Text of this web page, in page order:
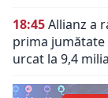
18:45Allianz a
prima jumătate
urcat la 9,4